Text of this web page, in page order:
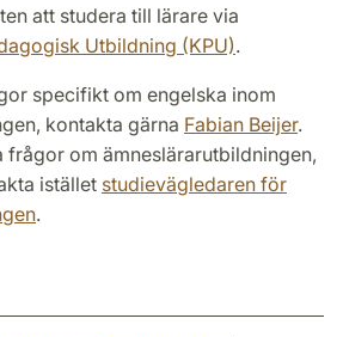
att studera till lärare via
Utbildning (KPU).
specifikt om engelska inom
kontakta gärna Fabian Beijer.
frågor om ämneslärarutbildningen,
istället studievägledaren för
.